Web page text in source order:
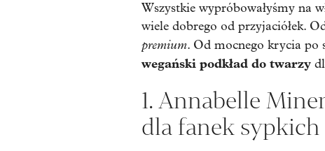
Wszystkie wypróbowałyśmy na
wiele dobrego od przyjaciółek.
premium. Od mocnego krycia po
wegański podkład do twarzy
1. Annabelle
dla fanek sypkich